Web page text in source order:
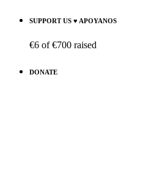
SUPPORT US ♥ APOYANOS
€6 of€700 raised
DONATE